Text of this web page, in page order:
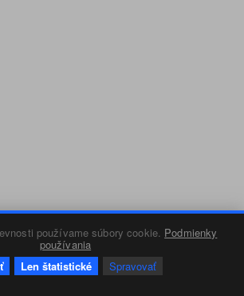
používame súbory cookie. Podmienky
používania
Len štatistické Spravovať